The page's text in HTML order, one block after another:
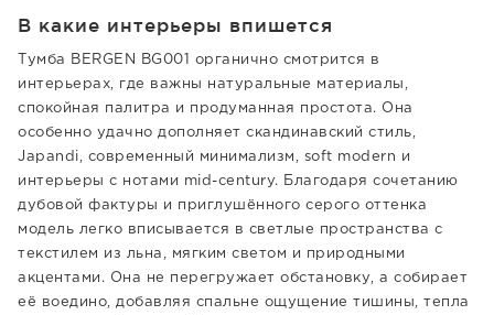
В какие интерьеры впишется
Тумба BERGEN BG001 органично смотрится в
интерьерах, где важны натуральные материалы,
спокойная палитра и продуманная простота. Она
особенно удачно дополняет скандинавский стиль,
Japandi, современный минимализм, soft modern и
интерьеры с нотами mid-century. Благодаря сочетанию
дубовой фактуры и приглушённого серого оттенка
модель легко вписывается в светлые пространства с
текстилем из льна, мягким светом и природными
акцентами. Она не перегружает обстановку, а собирает
её воедино, добавляя спальне ощущение тишины, тепла